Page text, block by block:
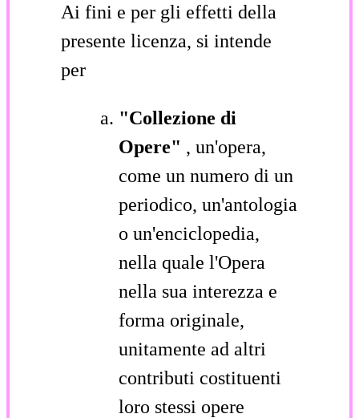
Ai fini e per gli effetti della
presente licenza, si intende
per
"Collezione di
Opere" , un'opera,
come un numero di un
periodico, un'antologia
o un'enciclopedia,
nella quale l'Opera
nella sua interezza e
forma originale,
unitamente ad altri
contributi costituenti
loro stessi opere